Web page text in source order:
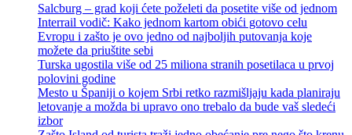
Salcburg – grad koji ćete poželeti da posetite više od jednom
Interrail vodič: Kako jednom kartom obići gotovo celu
Evropu i zašto je ovo jedno od najboljih putovanja koje
možete da priuštite sebi
Turska ugostila više od 25 miliona stranih posetilaca u prvoj
polovini godine
Mesto u Španiji o kojem Srbi retko razmišljaju kada planiraju
letovanje a možda bi upravo ono trebalo da bude vaš sledeći
izbor